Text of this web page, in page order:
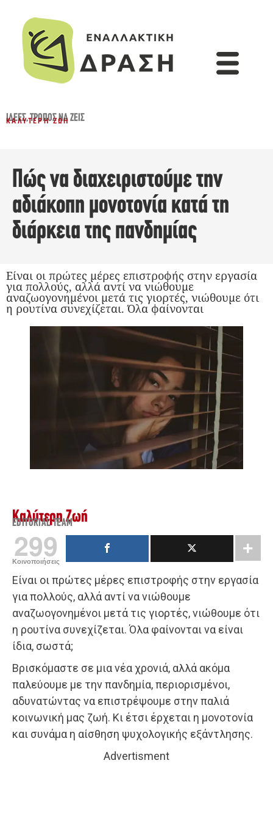
ΙΔΈΕΣ,ΤΡΌΠΟΣ ΝΑ ΖΕΙΣ
ΚΑΛΎΤΕΡΗ ΖΩΉ
Πώς να διαχειριστούμε την
αδιάκοπη μονοτονία κατά τη
διάρκεια της πανδημίας
Είναι οι πρώτες μέρες επιστροφής στην εργασία
για πολλούς, αλλά αντί να νιώθουμε
αναζωογονημένοι μετά τις γιορτές, νιώθουμε ότι
η ρουτίνα συνεχίζεται. Όλα φαίνονται
Καλύτερη Ζωή
EDITORIAL TEAM
299
Κοινοποιήσεις
Είναι οι πρώτες μέρες επιστροφής στην εργασία
για πολλούς, αλλά αντί να νιώθουμε
αναζωογονημένοι μετά τις γιορτές, νιώθουμε ότι
η ρουτίνα συνεχίζεται. Όλα φαίνονται να είναι
ίδια, σωστά;
Βρισκόμαστε σε μια νέα χρονιά, αλλά ακόμα
παλεύουμε με την πανδημία, περιορισμένοι,
αδυνατώντας να επιστρέψουμε στην παλιά
κοινωνική μας ζωή. Κι έτσι έρχεται η μονοτονία
και συνάμα η αίσθηση ψυχολογικής εξάντλησης.
Advertisment